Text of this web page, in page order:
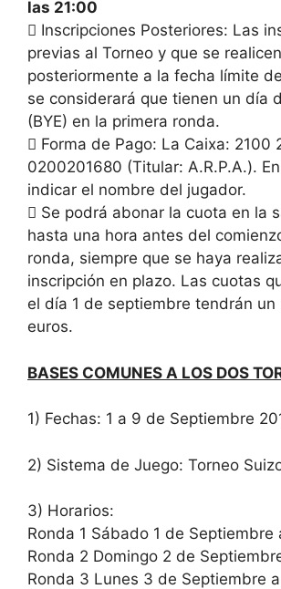
las 21:00
 Inscripciones Posteriores: Las
previas al Torneo y que se realicen
posteriormente a la fecha límite
se considerará que tienen un día
(BYE) en la primera ronda.
 Forma de Pago: La Caixa: 2100
0200201680 (Titular: A.R.P.A.).
indicar el nombre del jugador.
 Se podrá abonar la cuota en la
hasta una hora antes del
ronda, siempre que se haya
inscripción en plazo. Las cuotas
el día 1 de septiembre tendrán un
euros.
BASES COMUNES A LOS DOS
1) Fechas: 1 a 9 de Septiembre
2) Sistema de Juego: Torneo
3) Horarios:
Ronda 1 Sábado 1 de Septiembre
Ronda 2 Domingo 2 de
Ronda 3 Lunes 3 de Septiembre